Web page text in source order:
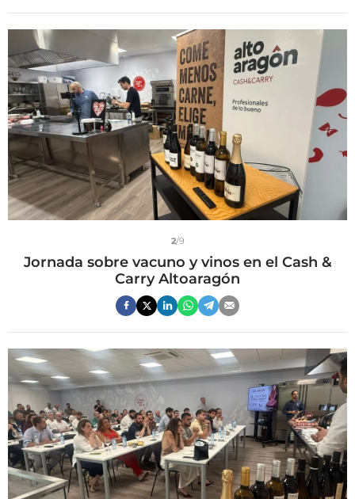
2/9
Jornada sobre vacuno y vinos en el Cash &
Carry Altoaragón